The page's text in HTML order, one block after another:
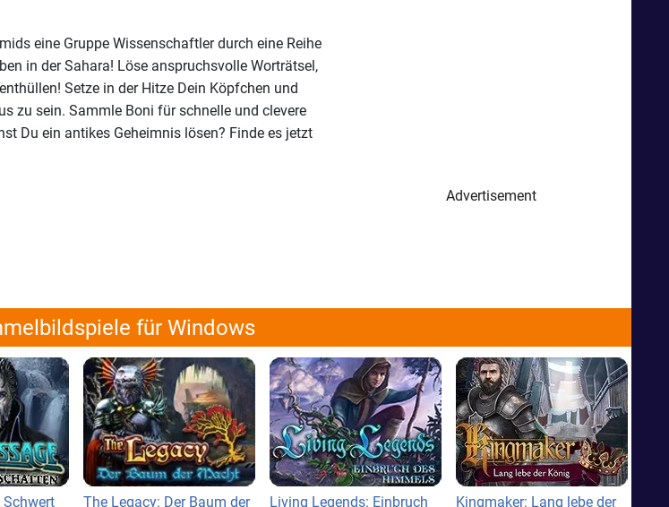
eine Gruppe Wissenschaftler durch eine Reihe
in der Sahara! Löse anspruchsvolle Worträtsel,
Setze in der Hitze Dein Köpfchen und
zu sein. Sammle Boni für schnelle und clevere
Du ein antikes Geheimnis lösen? Finde es jetzt
Advertisement
für Windows
Schwert The Legacy: Der Baum der Living Legends: Einbruch Kingmaker: Lang lebe der